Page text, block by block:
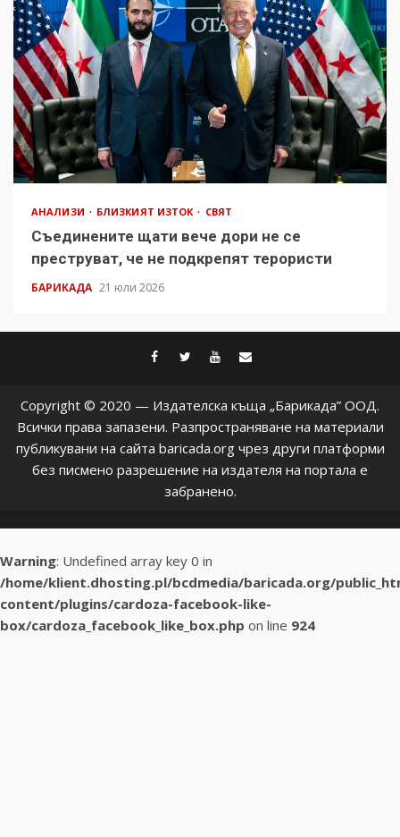
АНАЛИЗИ БЛИЗКИЯТ ИЗТОК СВЯТ
Съединените щати вече дори не се
преструват, че не подкрепят терористи
БАРИКАДА 21 юли 2026
facebook
twitter
youtube
Copyright © 2020 — Издателска къща „Барикада” ООД.
Всички права запазени. Разпространяване на материали
публикувани на сайта baricada.org чрез други платформи
без писмено разрешение на издателя на портала е
забранено.
Warning: Undefined array key 0 in
/home/klient.dhosting.pl/bcdmedia/baricada.org/
content/plugins/cardoza-facebook-like-
box/cardoza_facebook_like_box.php on line 924